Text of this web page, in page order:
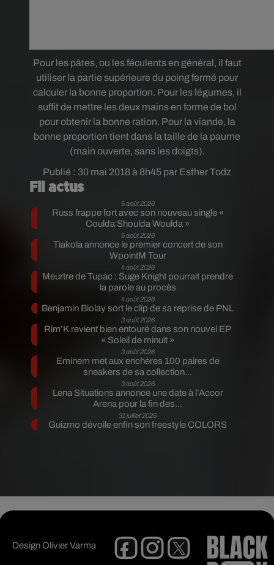
Publié : 30 mai 2018 à 8h45 par Esther Todz
Pour les pâtes, ou les féculents en général, il faut
utiliser la partie supérieure du poing fermé pour
calculer la bonne proportion. Pour les légumes, il
suffit de mettre les deux mains en forme de bol
pour obtenir la bonne ration. Pour la viande, la
bonne proportion tient dans la taille de la paume
(main ouverte, sans les doigts).
Fil actus
5 août 2026
Russ frappe fort avec son nouveau single «
Coulda Shoulda Woulda »
5 août 2026
Tiakola annonce le premier concert de son
WpointM Tour
4 août 2026
Meurtre de Tupac : Suge Knight pourrait prendre
la parole au procès
4 août 2026
Benjamin Biolay sort le clip de sa reprise de PNL
3 août 2026
Rim’K revient bien entouré dans son nouvel EP
« Soleil de minuit »
3 août 2026
Eminem met aux enchères 100 paires de
sneakers de sa collection...
3 août 2026
Lena Situations annonce une date à l’Accor
Arena pour la fin des...
31 juillet 2026
Guizmo dévoile enfin son freestyle COLORS
DesignOlivier Varma